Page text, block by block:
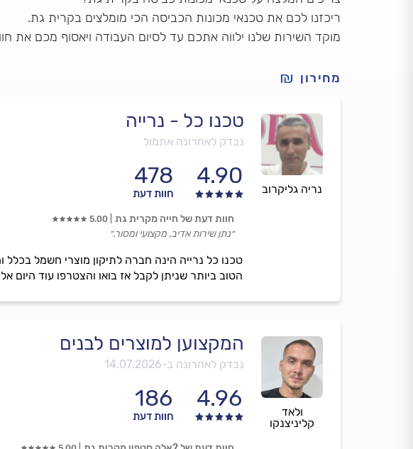
ריכזנו לכם את טכנאי מכונות הכביסה הכי מומלצים בקרית גת.
מוקד השירות שלנו ילווה אתכם עד לסיום העבודה ויאסוף מכם את
מחירון
נריה גליקרוב
טכנו כל - נרייה
נבדק לאחרונה אתמול
4.90
478
חוות דעת
טכנו כל נרייה הינה חברה לתיקון מוצרי חשמל
הטוב ביותר שניתן לקבל אז בואו והצטרפו עוד
חוות דעת של חייה מקרית גת 5.00
״נתן שירות אדיב, מקצועי ומסור.״
ולאד
קליניצנקו
המקצוען למוצרים לבנים
נבדק לאחרונה ב-14.07.2026
4.96
186
חוות דעת